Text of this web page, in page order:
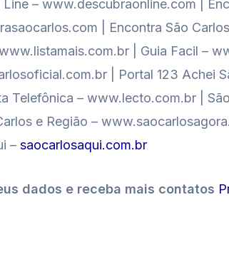
Line – www.descubraonline.com |
| Encontra São
| Guia Facil –
| Portal 123 Achei
Telefônica – www.lecto.com.br |
e Região –
– saocarlosaqui.com.br
dados e receba mais contatos